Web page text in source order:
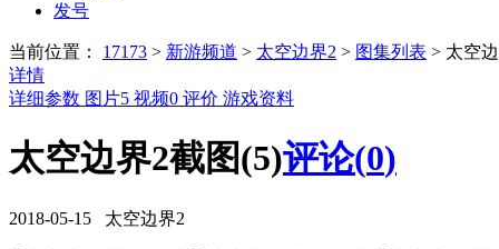
发号
当前位置： 17173 > 新游频道 > 太空边界2 > 图集列表 > 太空
详情
详细参数 图片5 视频0 评价 游戏资料
太空边界2截图(5)评论(0)
2018-05-15 太空边界2